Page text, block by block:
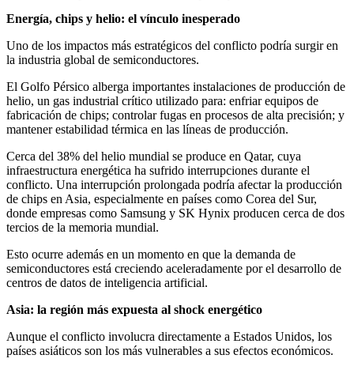
Energía, chips y helio: el vínculo inesperado
Uno de los impactos más estratégicos del conflicto podría surgir en
la industria global de semiconductores.
El Golfo Pérsico alberga importantes instalaciones de producción de
helio, un gas industrial crítico utilizado para: enfriar equipos de
fabricación de chips; controlar fugas en procesos de alta precisión; y
mantener estabilidad térmica en las líneas de producción.
Cerca del 38% del helio mundial se produce en Qatar, cuya
infraestructura energética ha sufrido interrupciones durante el
conflicto. Una interrupción prolongada podría afectar la producción
de chips en Asia, especialmente en países como Corea del Sur,
donde empresas como Samsung y SK Hynix producen cerca de dos
tercios de la memoria mundial.
Esto ocurre además en un momento en que la demanda de
semiconductores está creciendo aceleradamente por el desarrollo de
centros de datos de inteligencia artificial.
Asia: la región más expuesta al shock energético
Aunque el conflicto involucra directamente a Estados Unidos, los
países asiáticos son los más vulnerables a sus efectos económicos.